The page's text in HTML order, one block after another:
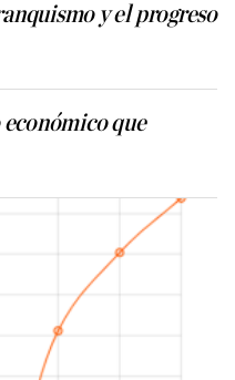
y el progreso
que